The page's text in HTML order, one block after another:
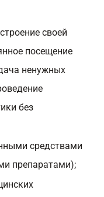
своей
посещение
ненужных
без
средствами
препаратами);